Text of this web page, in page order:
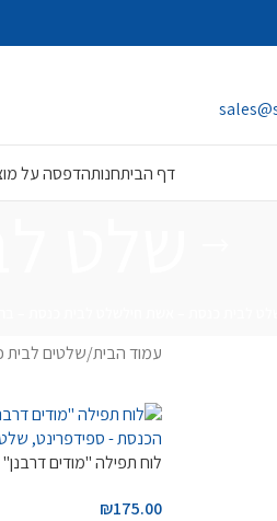
דף הביתחנותהדפסה על
עמוד הבית/שלטים לבית
לוח תפילה "מודים
₪175.00